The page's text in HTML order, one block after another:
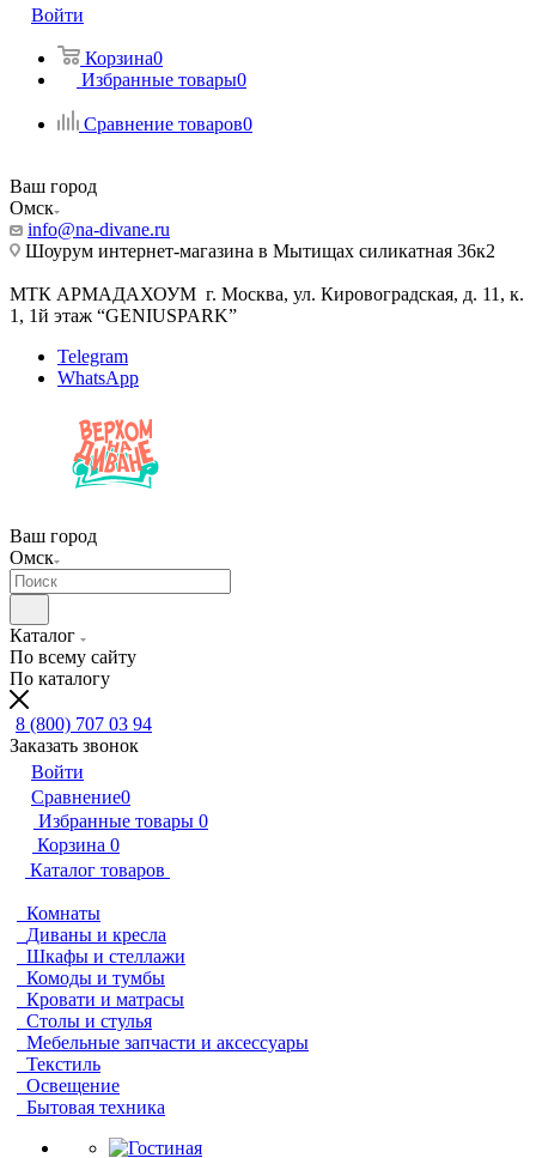
Войти
Корзина0
Избранные товары0
Сравнение товаров0
Ваш город
Омск
info@na-divane.ru
Шоурум интернет-магазина в Мытищах силикатная 36к2
МТК АРМАДАХОУМ г. Москва, ул. Кировоградская, д. 11, к.
1, 1й этаж “GENIUSPARK”
Telegram
WhatsApp
Ваш город
Омск
Каталог
По всему сайту
По каталогу
8 (800) 707 03 94
Заказать звонок
Войти
Сравнение0
Избранные товары 0
Корзина 0
Каталог товаров
Комнаты
Диваны и кресла
Шкафы и стеллажи
Комоды и тумбы
Кровати и матрасы
Столы и стулья
Мебельные запчасти и аксессуары
Текстиль
Освещение
Бытовая техника